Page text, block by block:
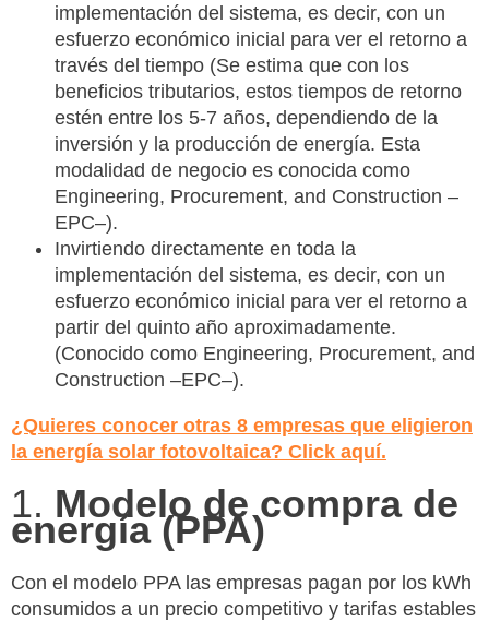
implementación del sistema, es decir, con un
esfuerzo económico inicial para ver el retorno a
través del tiempo (Se estima que con los
beneficios tributarios, estos tiempos de retorno
estén entre los 5-7 años, dependiendo de la
inversión y la producción de energía. Esta
modalidad de negocio es conocida como
Engineering, Procurement, and Construction –
EPC–).
Invirtiendo directamente en toda la
implementación del sistema, es decir, con un
esfuerzo económico inicial para ver el retorno a
partir del quinto año aproximadamente.
(Conocido como Engineering, Procurement, and
Construction –EPC–).
¿Quieres conocer otras 8 empresas que eligieron
la energía solar fotovoltaica? Click aquí.
1. Modelo de compra de
energía (PPA)
Con el modelo PPA las empresas pagan por los kWh
consumidos a un precio competitivo y tarifas estables